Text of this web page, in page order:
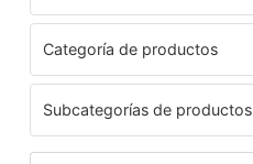
Categoría de productos
Subcategorías de productos